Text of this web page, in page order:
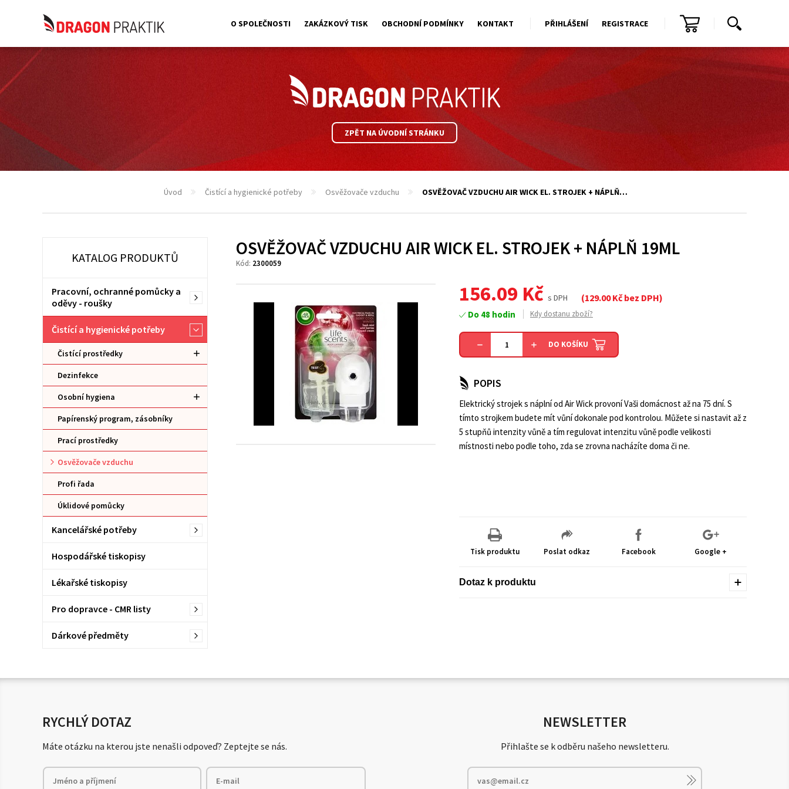
ZPĚT NA ÚVODNÍ STRÁNKU
Úvod Čistící a hygienické potřeby Osvěžovače vzduchu OSVĚŽOVAČ VZDUCHU AIR WICK EL. STROJEK + NÁPLŇ…
KATALOG PRODUKTŮ
Pracovní, ochranné pomůcky a
oděvy - roušky
Čistící a hygienické potřeby
Čistící prostředky
Dezinfekce
Osobní hygiena
Papírenský program, zásobníky
Prací prostředky
Osvěžovače vzduchu
Profi řada
Úklidové pomůcky
Kancelářské potřeby
Hospodářské tiskopisy
Lékařské tiskopisy
Pro dopravce - CMR listy
Dárkové předměty
OSVĚŽOVAČ VZDUCHU AIR WICK EL. STROJEK + NÁPLŇ 19ML
Kód: 2300059
156.09 Kč s DPH (129.00Kč bez DPH)
Do 48 hodin Kdy dostanu zboží?
DO KOŠÍKU
POPIS
Elektrický strojek s náplní od Air Wick provoní Vaši domácnost až na 75 dní. S
tímto strojkem budete mít vůní dokonale pod kontrolou. Můžete si nastavit až z
5 stupňů intenzity vůně a tím regulovat intenzitu vůně podle velikosti
místnosti nebo podle toho, zda se zrovna nacházíte doma či ne.
Tisk produktu Poslat odkaz Facebook Google +
Dotaz k produktu
O SPOLEČNOSTI ZAKÁZKOVÝ TISK OBCHODNÍ PODMÍNKY KONTAKT PŘIHLÁŠENÍ REGISTRACE
RYCHLÝ DOTAZ
Máte otázku na kterou jste nenašli odpoveď? Zeptejte se nás.
NEWSLETTER
Přihlašte se k odběru našeho newsletteru.